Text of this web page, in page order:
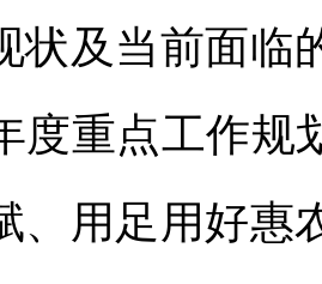
状及当前面临
度重点工作规
、用足用好惠